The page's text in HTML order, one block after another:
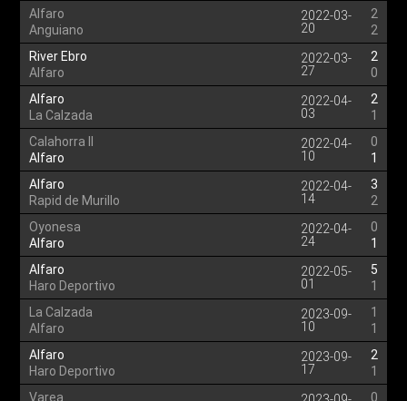
Alfaro
Anguiano
2022-03-
20
2
2
River Ebro
Alfaro
2022-03-
27
2
0
Alfaro
La Calzada
2022-04-
03
2
1
Calahorra II
Alfaro
2022-04-
10
0
1
Alfaro
Rapid de Murillo
2022-04-
14
3
2
Oyonesa
Alfaro
2022-04-
24
0
1
Alfaro
Haro Deportivo
2022-05-
01
5
1
La Calzada
Alfaro
2023-09-
10
1
1
Alfaro
Haro Deportivo
2023-09-
17
2
1
Varea
0